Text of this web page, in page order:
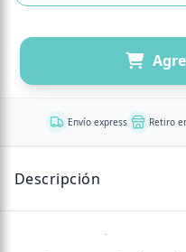
Envío express Retiro
Descripción
Sin descripción disponible.